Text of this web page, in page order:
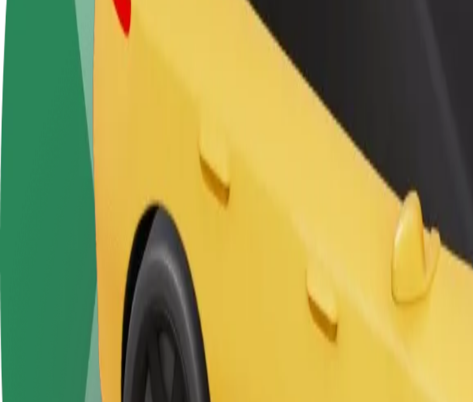
Tapkite vairuotoju (-
Tapkite kurjeriu (-e)
Pristatinėkite maistą ir gaukite
Pridėti restoraną ar
parduotuvę
Pritraukite daugiau klientų ir
padidinkite pelną
Kaip nuvykti iš Espace KorriGo STAR BreizhGo į Le Trégor | „Bolt“
Ieškote patogiausio būdo nukeliauti iš Espace KorriGo STAR BreizhGo į Le Trégor? Peržiūrėkite mūsų teikiamas paslaugas ir
Atsisiųsti programėlę
Espace KorriGo STAR BreizhGo
Patogumas ir komfortas pasiekiami vos keliais spustelėjimais!
Patikimos kelionės įprastais vidutinio dydžio automobiliais
Numatoma kelionės trukmė